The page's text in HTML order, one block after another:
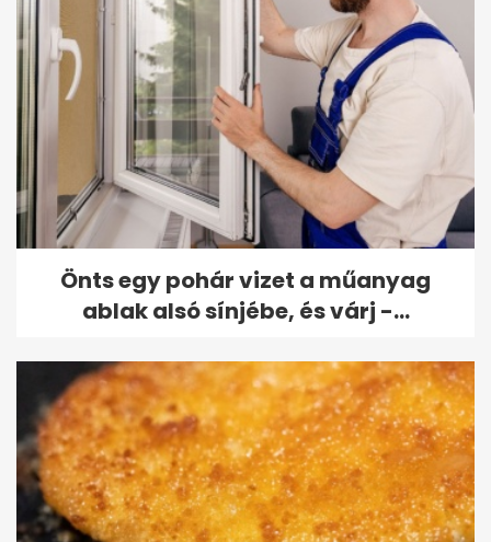
Önts egy pohár vizet a műanyag
ablak alsó sínjébe, és várj -...